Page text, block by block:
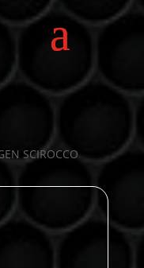
SCIROCCO